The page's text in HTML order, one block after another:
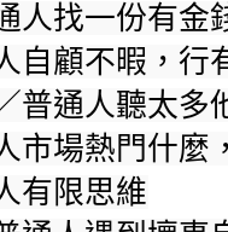
人找一份有金
自顧不暇，行
普通人聽太多
市場熱門什麼
有限思維